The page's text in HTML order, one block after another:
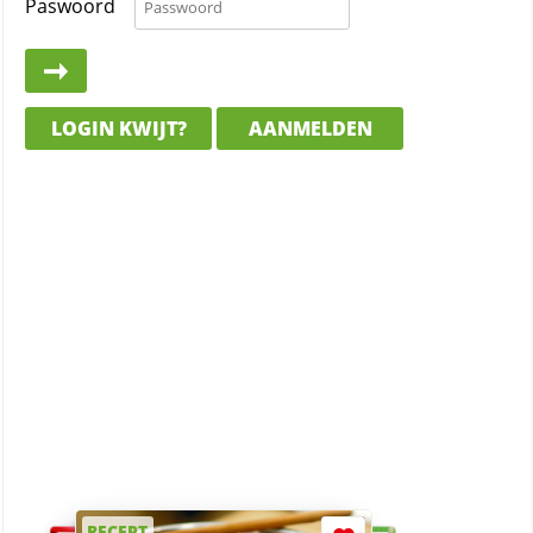
Paswoord
LOGIN KWIJT? AANMELDEN